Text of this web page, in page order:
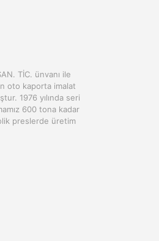
TİC. ünvanı ile
oto kaporta imalat
1976 yılında seri
600 tona kadar
preslerde üretim